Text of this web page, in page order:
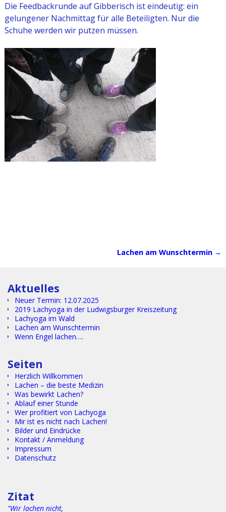
Die Feedbackrunde auf Gibberisch ist eindeutig: ein
gelungener Nachmittag für alle Beteiligten. Nur die
Schuhe werden wir putzen müssen.
Lachen am Wunschtermin →
Aktuelles
Neuer Termin: 12.07.2025
2019 Lachyoga in der Ludwigsburger Kreiszeitung
Lachyoga im Wald
Lachen am Wunschtermin
Wenn Engel lachen….
Seiten
Herzlich Willkommen
Lachen – die beste Medizin
Was bewirkt Lachen?
Ablauf einer Stunde
Wer profitiert von Lachyoga
Mir ist es nicht nach Lachen!
Bilder und Eindrücke
Kontakt / Anmeldung
Impressum
Datenschutz
Zitat
"Wir lachen nicht,